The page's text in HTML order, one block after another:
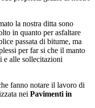
la nostra ditta sono
in quanto per asfaltare
passata di bitume, ma
per far si che il manto
e alle sollecitazioni
fanno notare il lavoro di
nei Pavimenti in